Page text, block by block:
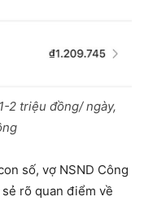
2 triệu đồng/ ngày,
số, vợ NSND Công
rõ quan điểm về